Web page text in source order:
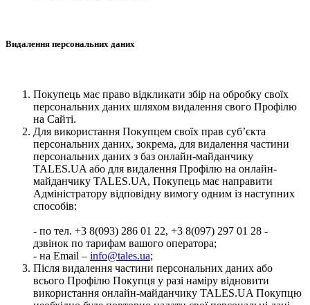
Видалення персональних даних
Покупець має право відкликати збір на обробку своїх
персональних даних шляхом видалення свого Профілю
на Сайті.
Для використання Покупцем своїх прав суб’єкта
персональних даних, зокрема, для видалення частини
персональних даних з баз онлайн-майданчику
TALES.UA або для видалення Профілю на онлайн-
майданчику TALES.UA, Покупець має направити
Адміністратору відповідну вимогу одним із наступних
способів:
- по тел. +3 8(093) 286 01 22, +3 8(097) 297 01 28 -
дзвінок по тарифам вашого оператора;
- на Email – info@tales.ua;
Після видалення частини персональних даних або
всього Профілю Покупця у разі наміру відновити
використання онлайн-майданчику TALES.UA Покупцю